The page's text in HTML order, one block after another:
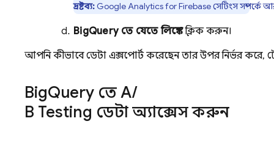
দ্রষ্টব্য: Google AnalyticsforFirebaseসেটিংস সম্পর্কে
BigQueryতে যেতে লিঙ্কেক্লিক করুন।
আপনি কীভাবে ডেটা এক্সপোর্ট করেছেন তার উপর নির্ভর
BigQuery তেA/
B Testing ডেটা অ্যাক্সেস করুন